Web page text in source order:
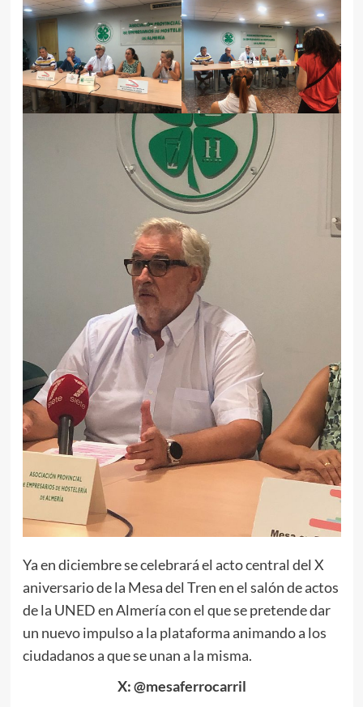
Ya en diciembre se celebrará el acto central del X
aniversario de la Mesa del Tren en el salón de actos
de la UNED en Almería con el que se pretende dar
un nuevo impulso a la plataforma animando a los
ciudadanos a que se unan a la misma.
X: @mesaferrocarril